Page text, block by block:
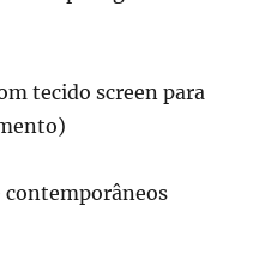
tecido screen para
contemporâneos